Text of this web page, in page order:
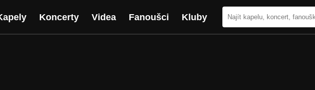
Koncerty Videa Fanoušci Kluby